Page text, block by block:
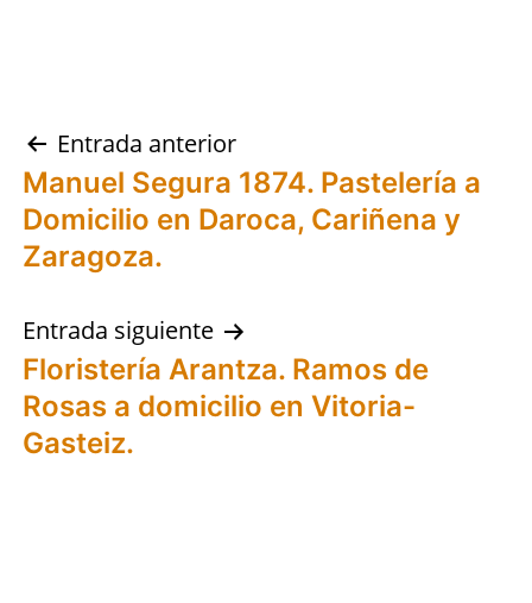
Navegación
de
entradas
Entrada anterior
Manuel Segura 1874. Pastelería a
Domicilio en Daroca, Cariñena y
Zaragoza.
Entrada siguiente
Floristería Arantza. Ramos de
Rosas a domicilio en Vitoria-
Gasteiz.